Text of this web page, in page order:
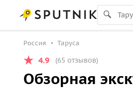
Россия Таруса
4.9 (65 отзывов)
Обзорная